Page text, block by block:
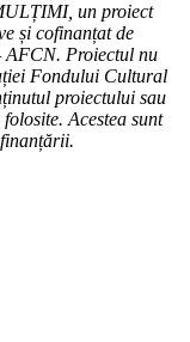
un proiect
și cofinanțat de
Proiectul nu
Fondului Cultural
proiectului sau
Acestea sunt